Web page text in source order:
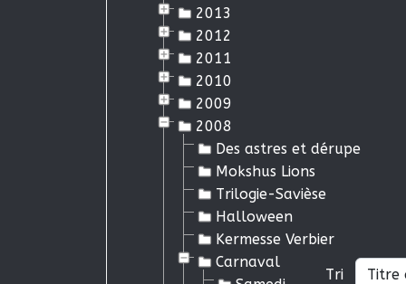
2013
2012
2011
2010
2009
2008
Des astres et dérupe
Mokshus Lions
Trilogie-Savièse
Halloween
Kermesse Verbier
Carnaval
Tri